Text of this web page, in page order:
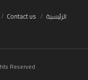
الرئيسية Contact us
Reserved